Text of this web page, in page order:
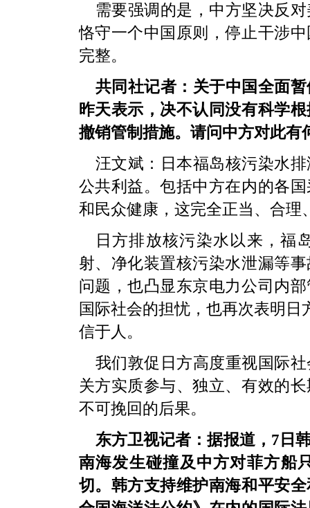
需要强调的是，中方坚决反
恪守一个中国原则，停止干涉
完整。
共同社记者：关于中国全面
昨天表示，决不认同没有科学
撤销管制措施。请问中方对此有
汪文斌： 日本福岛核污染水
公共利益。包括中方在内的各
和民众健康，这完全正当、合理
日方排放核污染水以来，福
射、净化装置核污染水泄漏等
问题，也凸显东京电力公司内
国际社会的担忧，也再次表明日
信于人。
我们敦促日方高度重视国际
关方实质参与、独立、有效的
不可挽回的后果。
东方卫视记者：据报道，7日
南海发生碰撞及中方对菲方船
切。韩方支持维护南海和平安